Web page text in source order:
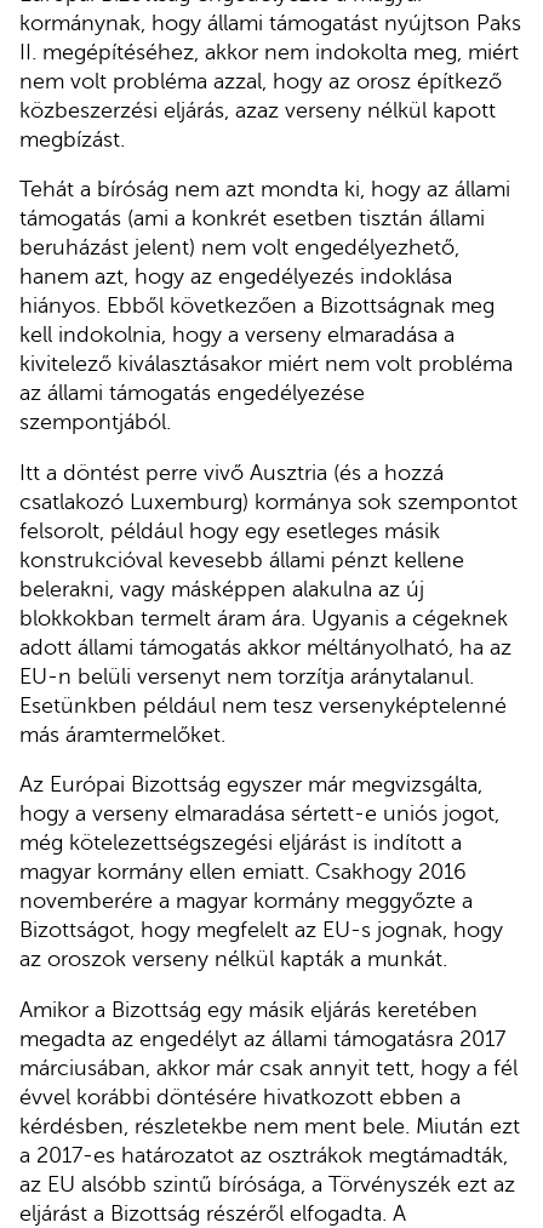
kormánynak, hogy állami támogatást nyújtson Paks
II. megépítéséhez, akkor nem indokolta meg, miért
nem volt probléma azzal, hogy az orosz építkező
közbeszerzési eljárás, azaz verseny nélkül kapott
megbízást.
Tehát a bíróság nem azt mondta ki, hogy az állami
támogatás (ami a konkrét esetben tisztán állami
beruházást jelent) nem volt engedélyezhető,
hanem azt, hogy az engedélyezés indoklása
hiányos. Ebből következően a Bizottságnak meg
kell indokolnia, hogy a verseny elmaradása a
kivitelező kiválasztásakor miért nem volt probléma
az állami támogatás engedélyezése
szempontjából.
Itt a döntést perre vivő Ausztria (és a hozzá
csatlakozó Luxemburg) kormánya sok szempontot
felsorolt, például hogy egy esetleges másik
konstrukcióval kevesebb állami pénzt kellene
belerakni, vagy másképpen alakulna az új
blokkokban termelt áram ára. Ugyanis a cégeknek
adott állami támogatás akkor méltányolható, ha az
EU-n belüli versenyt nem torzítja aránytalanul.
Esetünkben például nem tesz versenyképtelenné
más áramtermelőket.
Az Európai Bizottság egyszer már megvizsgálta,
hogy a verseny elmaradása sértett-e uniós jogot,
még kötelezettségszegési eljárást is indított a
magyar kormány ellen emiatt. Csakhogy 2016
novemberére a magyar kormány meggyőzte a
Bizottságot, hogy megfelelt az EU-s jognak, hogy
az oroszok verseny nélkül kapták a munkát.
Amikor a Bizottság egy másik eljárás keretében
megadta az engedélyt az állami támogatásra 2017
márciusában, akkor már csak annyit tett, hogy a fél
évvel korábbi döntésére hivatkozott ebben a
kérdésben, részletekbe nem ment bele. Miután ezt
a 2017-es határozatot az osztrákok megtámadták,
az EU alsóbb szintű bírósága, a Törvényszék ezt az
eljárást a Bizottság részéről elfogadta. A